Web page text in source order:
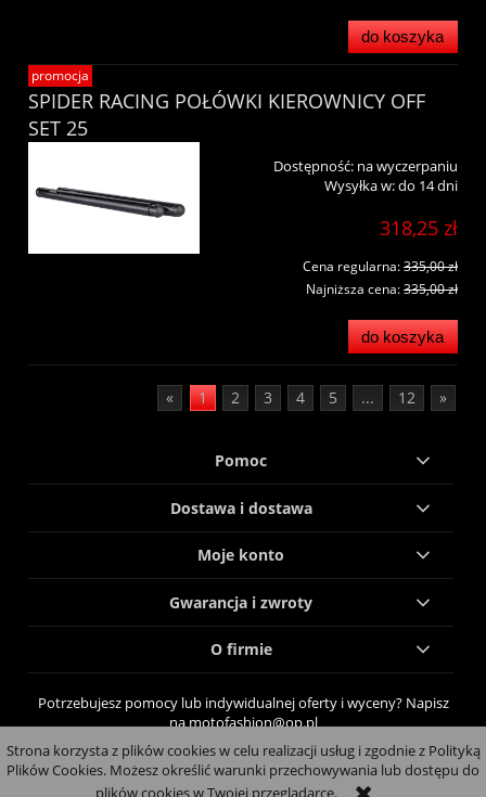
Strona korzysta z plików cookies w celu realizacji usług i zgodnie z Polityką
Plików Cookies. Możesz określić warunki przechowywania lub dostępu do
plików cookies w Twojej przeglądarce.
do koszyka
SPIDER RACING POŁÓWKI KIEROWNICY OFF
SET 25
Dostępność: na wyczerpaniu
Wysyłka w:do 14 dni
318,25 zł
Cena regularna:335,00 zł
Najniższa cena:335,00 zł
do koszyka
promocja
« 1 2 3 4 5 ... 12 »
Pomoc
Dostawa i dostawa
Moje konto
Gwarancja i zwroty
O firmie
Potrzebujesz pomocy lub indywidualnej oferty i wyceny? Napisz
na motofashion@op.pl
pokaż pełną wersję strony